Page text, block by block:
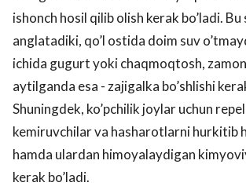
ishonch hosil qilib olish kerak bo’ladi. Bu
anglatadiki, qo’l ostida doim suv
ichida gugurt yoki chaqmoqtosh,
aytilganda esa - zajigalka bo’shlishi
Shuningdek, ko’pchilik joylar uchun
kemiruvchilar va hasharotlarni hurkitib
hamda ulardan himoyalaydigan
kerak bo’ladi.